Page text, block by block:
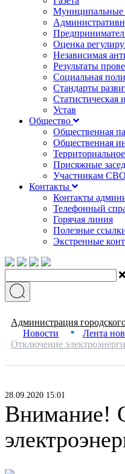
Муниципальные
Оценка
Независимая
Результаты
Социальная
Стандарты
Статистическая
Устав
Общество
Общественная
Общественная
Присяжные
Участникам СВО
Контакты
Контакты
Телефонный
Горячая линия
Полезные
Экстренные
Администрация
Новости ■ Лента
Отключение
28.09.2020 15:01
Внимание!